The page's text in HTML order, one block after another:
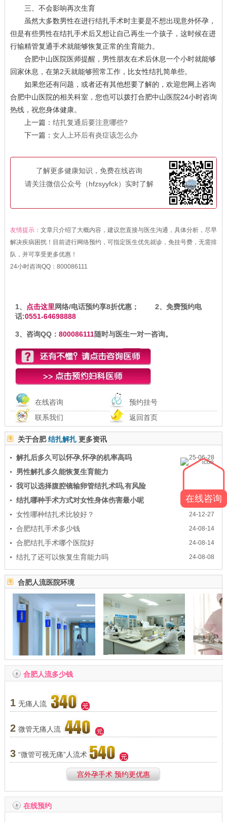
三、不会影响再次生育
虽然大多数男性在进行结扎手术时主要是不想出现意外怀孕，
但是有些男性在结扎手术后又想让自己再生一个孩子，这时候在进
行输精管复通手术就能够恢复正常的生育能力。
合肥中山医院医师提醒，男性朋友在术后休息一个小时就能够
回家休息，在第2天就能够照常工作，比女性结扎简单些。
如果您还有问题，或者还有其他想要了解的，欢迎您网上咨询
合肥中山医院的相关科室，您也可以拨打合肥中山医院24小时咨询
热线，祝您身体健康。
上一篇： 结扎复通后要注意哪些?
下一篇： 女人上环后有炎症该怎么办
了解更多健康知识，免费在线咨询
请关注微信公众号（hfzsyyfck）实时了解
友情提示： 文章只介绍了大概内容，建议您直接与医生沟通，具体分析，尽早
解决疾病困扰！目前进行网络预约，可指定医生优先就诊，免挂号费，无需排
队，并可享受更多优惠！
24小时咨询QQ： 800086111
1、 点击这里网络/电话预约享8折优惠； 2、免费预约电
话:0551-64698888
3、咨询QQ： 800086111随时与医生一对一咨询。
在线咨询
预约挂号
联系我们
返回首页
关于合肥结扎解扎更多资讯
25-06-28
解扎后多久可以怀孕,怀孕的机率高吗
男性解扎多久能恢复生育能力
我可以选择腹腔镜输卵管结扎术吗,有风险
25-03-06
结扎哪种手术方式对女性身体伤害最小呢
24-12-27
女性哪种结扎术比较好？
24-08-14
合肥结扎手术多少钱
24-08-14
合肥结扎手术哪个医院好
24-08-08
结扎了还可以恢复生育能力吗
合肥人流医院环境
合肥人流多少钱
1 无痛人流
2 微管无痛人流
3 “微管可视无痛”人流术
宫外孕手术 预约更优惠
在线预约
在线咨询